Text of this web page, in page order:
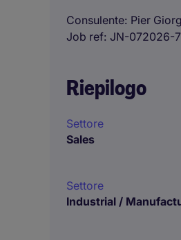
Consulente Pier
Job ref JN-072026-
Riepilogo
Settore
Sales
Settore
Industrial /